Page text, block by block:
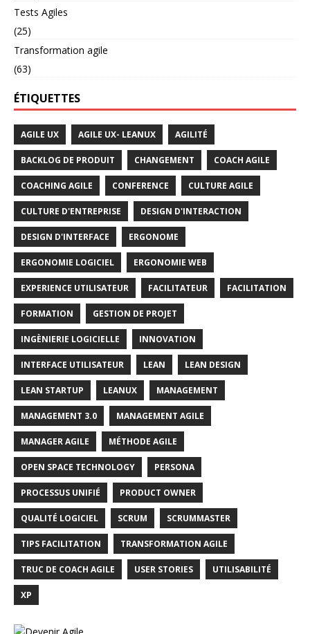
Tests Agiles
(25)
Transformation agile
(63)
ÉTIQUETTES
AGILE UX AGILE UX- LEANUX AGILITÉ
BACKLOG DE PRODUIT CHANGEMENT COACH AGILE
COACHING AGILE CONFERENCE CULTURE AGILE
CULTURE D'ENTREPRISE DESIGN D'INTERACTION
DESIGN D'INTERFACE ERGONOME
ERGONOMIE LOGICIEL ERGONOMIE WEB
EXPERIENCE UTILISATEUR FACILITATEUR FACILITATION
FORMATION GESTION DE PROJET
INGÈNIERIE LOGICIELLE INNOVATION
INTERFACE UTILISATEUR LEAN LEAN DESIGN
LEAN STARTUP LEANUX MANAGEMENT
MANAGEMENT 3.0 MANAGEMENT AGILE
MANAGER AGILE MÉTHODE AGILE
OPEN SPACE TECHNOLOGY PERSONA
PROCESSUS UNIFIÉ PRODUCT OWNER
QUALITÉ LOGICIEL SCRUM SCRUMMASTER
TIPS FACILITATION TRANSFORMATION AGILE
TRUC DE COACH AGILE USER STORIES UTILISABILITÉ
XP